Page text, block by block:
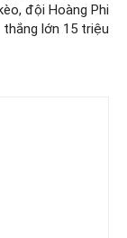
đội Hoàng Phi
thắng lớn 15 triệu